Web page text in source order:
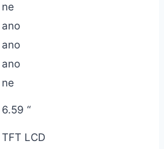
ne
ano
ano
ano
ne
6.59 “
TFT LCD